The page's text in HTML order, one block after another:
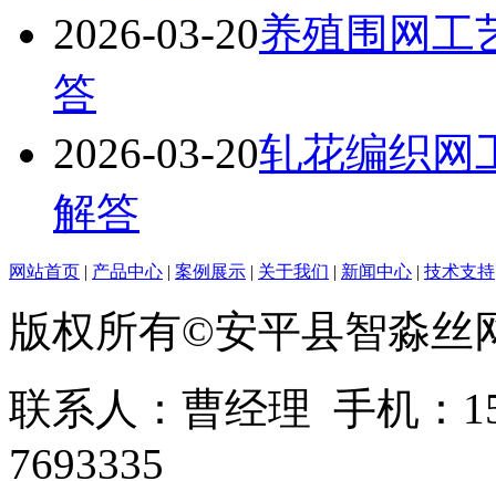
2026-03-20养殖围网工
答
2026-03-20轧花编织网
解答
网站首页 | 产品中心 | 案例展示 | 关于我们 | 新闻中心 | 技术支持
版权所有©安平县智淼丝
联系人：曹经理 手机：
7693335